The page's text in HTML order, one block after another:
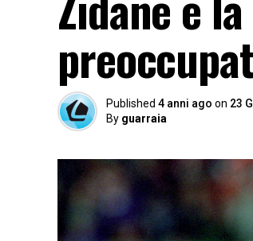
Published 4 anni ago on 23
By guarraia